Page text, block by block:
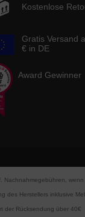
Kostenlose
Gratis Versand
€ in DE
Award Gewinner
Nachnahmegebühren,
des Herstellers inklusive
der Rücksendung über 40€